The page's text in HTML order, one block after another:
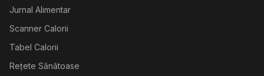
Jurnal Alimentar
Scanner Calorii
Tabel Calorii
Rețete Sănătoase